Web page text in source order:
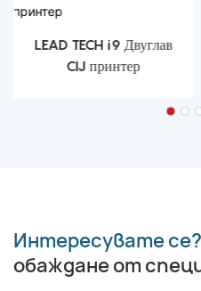
LEAD TECH i9 Двуглав
CIJ принтер
Интересувате се?
обаждане от